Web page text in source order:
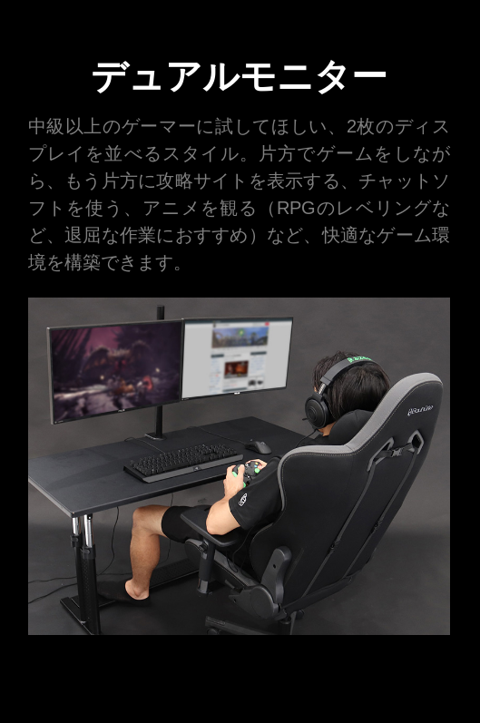
デュアルモニター
中級以上のゲーマーに試してほしい、2枚のディス
プレイを並べるスタイル。片方でゲームをしなが
ら、もう片方に攻略サイトを表示する、チャットソ
フトを使う、アニメを観る（RPGのレベリングな
ど、退屈な作業におすすめ）など、快適なゲーム環
境を構築できます。